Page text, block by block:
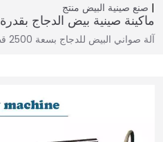
صنع صينية البيض منتج
ماكينة صينية بيض الدجاج بقدرة 2500 قطعة/ساعة
آلة صواني البيض للدجاج بسعة 2500 قطعة/ساعة هي خيار مثالي…